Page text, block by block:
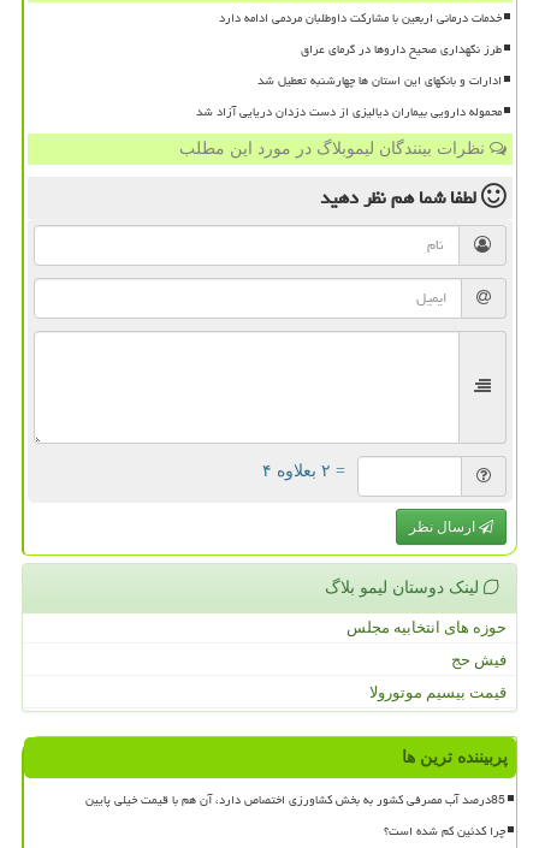
خدمات درمانی اربعین با مشارکت داوطلبان مردمی ادامه دارد
طرز نگهداری صحیح داروها در گرمای عراق
ادارات و بانکهای این استان ها چهارشنبه تعطیل شد
محموله دارویی بیماران دیالیزی از دست دزدان دریایی آزاد شد
نظرات بینندگان لیموبلاگ در مورد این مطلب
لطفا شما همنظر دهید
= ۲ بعلاوه ۴
ارسال نظر
لینک دوستان لیمو بلاگ
حوزه های انتخابیه مجلس
فیش حج
قیمت بیسیم موتورولا
پربیننده ترین ها
85درصد آب مصرفی کشور به بخش کشاورزی اختصاص دارد، آن هم با قیمت خیلی پایین
چرا کدئین کم شده است؟